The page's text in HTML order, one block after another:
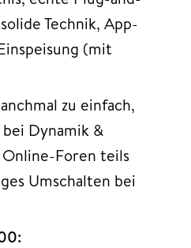
Technik, App-
(mit
zu einfach,
Dynamik &
Foren teils
Umschalten bei